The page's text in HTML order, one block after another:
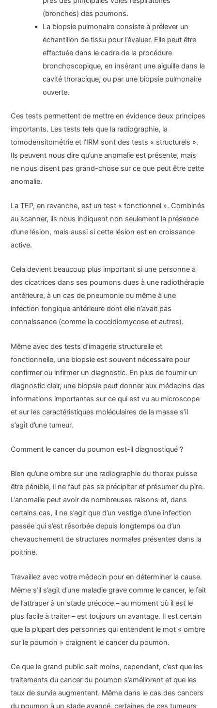
(bronches) des poumons.
La biopsie pulmonaire consiste à prélever un
échantillon de tissu pour l’évaluer. Elle peut être
effectuée dans le cadre de la procédure
bronchoscopique, en insérant une aiguille dans la
cavité thoracique, ou par une biopsie pulmonaire
ouverte.
Ces tests permettent de mettre en évidence deux principes
importants. Les tests tels que la radiographie, la
tomodensitométrie et l’IRM sont des tests « structurels ».
Ils peuvent nous dire qu’une anomalie est présente, mais
ne nous disent pas grand-chose sur ce que peut être cette
anomalie.
La TEP, en revanche, est un test « fonctionnel ». Combinés
au scanner, ils nous indiquent non seulement la présence
d’une lésion, mais aussi si cette lésion est en croissance
active.
Cela devient beaucoup plus important si une personne a
des cicatrices dans ses poumons dues à une radiothérapie
antérieure, à un cas de pneumonie ou même à une
infection fongique antérieure dont elle n’avait pas
connaissance (comme la coccidiomycose et autres).
Même avec des tests d’imagerie structurelle et
fonctionnelle, une biopsie est souvent nécessaire pour
confirmer ou infirmer un diagnostic. En plus de fournir un
diagnostic clair, une biopsie peut donner aux médecins des
informations importantes sur ce qui est vu au microscope
et sur les caractéristiques moléculaires de la masse s’il
s’agit d’une tumeur.
Comment le cancer du poumon est-il diagnostiqué ?
Bien qu’une ombre sur une radiographie du thorax puisse
être pénible, il ne faut pas se précipiter et présumer du pire.
L’anomalie peut avoir de nombreuses raisons et, dans
certains cas, il ne s’agit que d’un vestige d’une infection
passée qui s’est résorbée depuis longtemps ou d’un
chevauchement de structures normales présentes dans la
poitrine.
Travaillez avec votre médecin pour en déterminer la cause.
Même s’il s’agit d’une maladie grave comme le cancer, le fait
de l’attraper à un stade précoce – au moment où il est le
plus facile à traiter – est toujours un avantage. Il est certain
que la plupart des personnes qui entendent le mot « ombre
sur le poumon » craignent le cancer du poumon.
Ce que le grand public sait moins, cependant, c’est que les
traitements du cancer du poumon s’améliorent et que les
taux de survie augmentent. Même dans le cas des cancers
du poumon à un stade avancé, certaines de ces tumeurs